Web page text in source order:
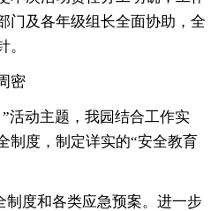
门及各年级组长全面协助，全
密
活动主题，我园结合工作实
制度，制定详实的“安全教育
制度和各类应急预案。进一步